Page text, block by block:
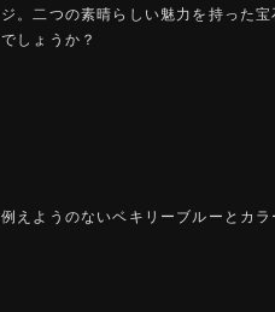
ジ。二つの素晴らしい魅力を持った
でしょうか？
例えようのないベキリーブルーとカ